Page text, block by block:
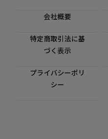
会社概要
特定商取引法に基
づく表示
プライバシーポリ
シー